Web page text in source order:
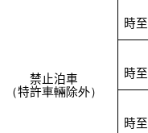
禁止泊車
（特許車輛除外）
時至
時至
時至